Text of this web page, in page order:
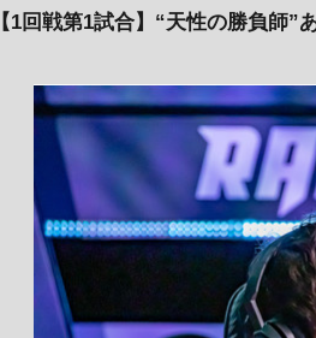
【1回戦第1試合】“天性の勝負師